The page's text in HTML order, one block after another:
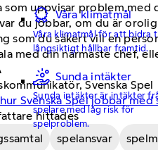
Våra klimatmål
Våra klimatmål för att bidra
långsiktigt hållbar framtid.
Sunda intäkter
Sunda intäkter är intäkter
spelare med låg risk för
spelproblem.
som uppvisar problem med
du jobbar, om du är
som du säkert vill en
med din närmaste chef,
Svenska Spel
Svenska Spel jobbar med
hittades
spelansvar